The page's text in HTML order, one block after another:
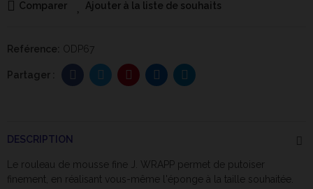
Comparer Ajouter à la liste de souhaits
Reférence: ODP67
DESCRIPTION
Le rouleau de mousse fine J. WRAPP permet de putoiser
finement, en réalisant vous-même l'éponge à la taille souhaitée.